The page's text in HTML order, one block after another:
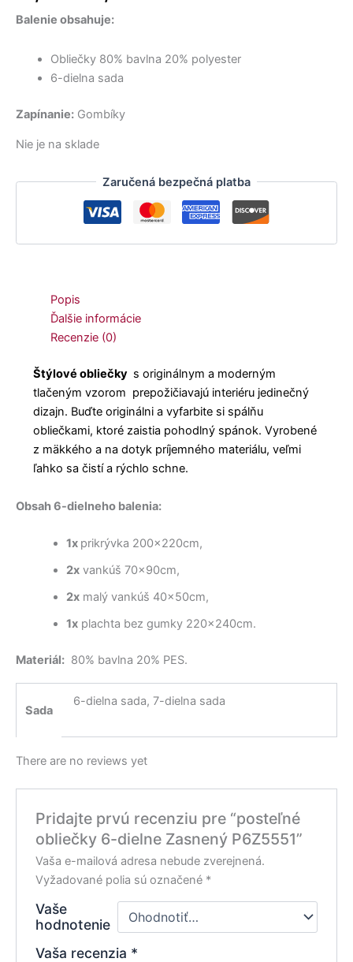
bola:
Balenie obsahuje:
Obliečky 80% bavlna 20% polyester
6-dielna sada
Zapínanie: Gombíky
Nie je na sklade
Zaručená bezpečná platba
Popis
Ďalšie informácie
Recenzie (0)
Štýlové obliečky s originálnym a moderným
tlačeným vzorom prepožičiavajú interiéru jedinečný
dizajn. Buďte originálni a vyfarbite si spálňu
obliečkami, ktoré zaistia pohodlný spánok. Vyrobené
z mäkkého a na dotyk príjemného materiálu, veľmi
ľahko sa čistí a rýchlo schne.
Obsah 6-dielneho balenia:
1x prikrývka 200x220cm,
2xvankúš 70x90cm,
2xmalý vankúš 40x50cm,
1xplachta bez gumky 220x240cm.
Materiál: 80% bavlna 20% PES.
Sada
6-dielna sada, 7-dielna sada
There are no reviews yet
Pridajte prvú recenziu pre “posteľné
obliečky 6-dielne Zasnený P6Z5551”
Vaša e-mailová adresa nebude zverejnená.
Vyžadované polia sú označené *
Vaše
hodnotenie
Vaša recenzia *